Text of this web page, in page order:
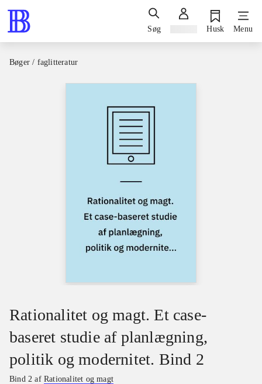
Søg Husk Menu
Bøger / faglitteratur
Rationalitet og magt. Et case-
baseret studie af planlægning,
politik og modernitet. Bind 2
Bind 2 afRationalitet og magt